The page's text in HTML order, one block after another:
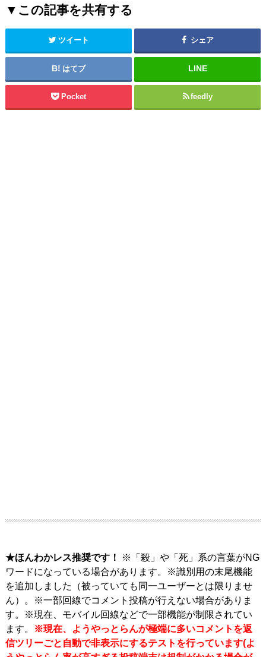
▼この記事を共有する
ツイート シェア
はてブ
Pocket feedly
★ほんわかレス推奨です！
※「殺」や「死」系の言葉がNG
ワードになっている場合があります。※識別用の末尾機能
を追加しました（被っていても同一ユーザーとは限りませ
ん）。※一部回線でコメント投稿が行えない場合がありま
す。※現在、モバイル回線などで一部機能が制限されてい
ます。
※現在、ようやっとらんが極端に多いコメントを返
信ツリーごと自動で非表示にするテストを行っています(よ